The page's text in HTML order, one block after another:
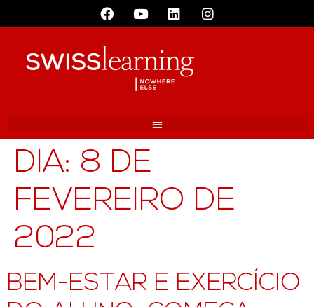
DIA: 8 DE
FEVEREIRO DE
2022
BEM-ESTAR E EXERCÍCIO